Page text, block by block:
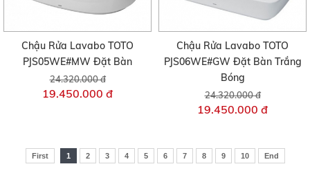
Chậu Rửa Lavabo TOTO
PJS05WE#MW Đặt Bàn
24.320.000 đ
19.450.000 đ
Chậu Rửa Lavabo TOTO
PJS06WE#GW Đặt Bàn Trắng
Bóng
24.320.000 đ
19.450.000 đ
First 1 2 3 4 5 6 7 8 9 10 End